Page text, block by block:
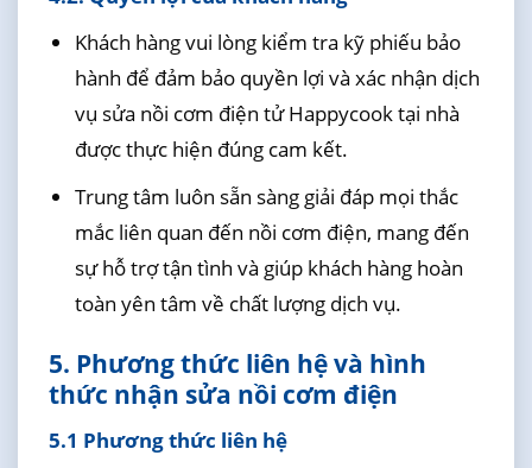
Khách hàng vui lòng kiểm tra kỹ phiếu bảo
hành để đảm bảo quyền lợi và xác nhận dịch
vụ sửa nồi cơm điện tử Happycook tại nhà
được thực hiện đúng cam kết.
Trung tâm luôn sẵn sàng giải đáp mọi thắc
mắc liên quan đến nồi cơm điện, mang đến
sự hỗ trợ tận tình và giúp khách hàng hoàn
toàn yên tâm về chất lượng dịch vụ.
5. Phương thức liên hệ và hình
thức nhận sửa nồi cơm điện
5.1 Phương thức liên hệ